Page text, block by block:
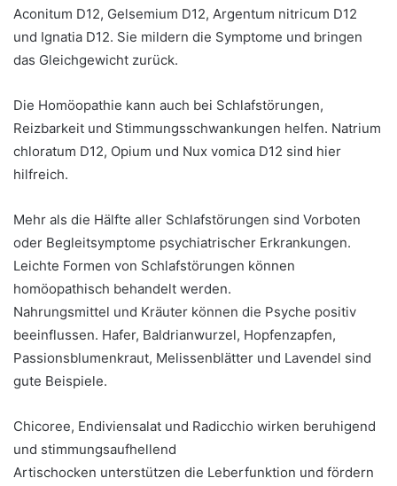
Aconitum D12, Gelsemium D12, Argentum nitricum D12
und Ignatia D12. Sie mildern die Symptome und bringen
das Gleichgewicht zurück.
Die Homöopathie kann auch bei Schlafstörungen,
Reizbarkeit und Stimmungsschwankungen helfen. Natrium
chloratum D12, Opium und Nux vomica D12 sind hier
hilfreich.
Mehr als die Hälfte aller Schlafstörungen sind Vorboten
oder Begleitsymptome psychiatrischer Erkrankungen.
Leichte Formen von Schlafstörungen können
homöopathisch behandelt werden.
Nahrungsmittel und Kräuter können die Psyche positiv
beeinflussen. Hafer, Baldrianwurzel, Hopfenzapfen,
Passionsblumenkraut, Melissenblätter und Lavendel sind
gute Beispiele.
Chicoree, Endiviensalat und Radicchio wirken beruhigend
und stimmungsaufhellend
Artischocken unterstützen die Leberfunktion und fördern